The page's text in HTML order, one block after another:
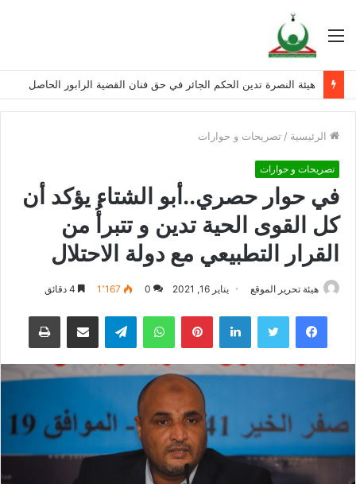
القائمة
هيئة النصرة تدين الحكم الجائر في حق فنان القضية الرابور الحاصل
الرئيسية / تصريحات و حوارات
تصريحات و حوارات
في حوار حصري..أبو الشتاء يؤكد أن
كل القوى الحية تدين و تتبرأُ من
القرار التطبيعي مع دولة الاحتلال
هيئة تحرير الموقع يناير 16, 2021 0 1٬167
فيسبوك تويتر لينكدإن بينتيريستواتساب تيلقرام مشاركة عبر البريد طباعة